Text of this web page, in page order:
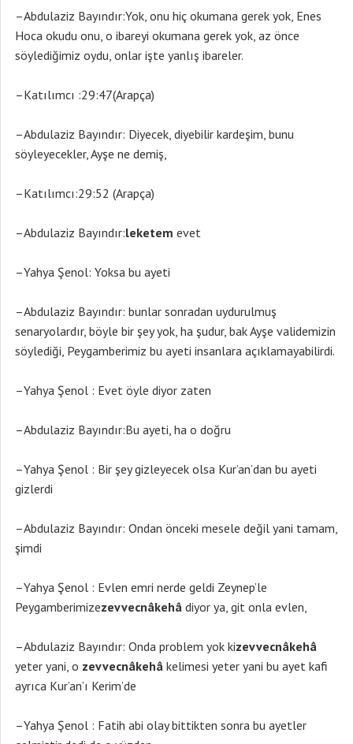
–Abdulaziz Bayındır:Yok, onu hiç okumana gerek yok, Enes
Hoca okudu onu, o ibareyi okumana gerek yok, az önce
söylediğimiz oydu, onlar işte yanlış ibareler.
–Katılımcı :29:47(Arapça)
–Abdulaziz Bayındır: Diyecek, diyebilir kardeşim, bunu
söyleyecekler, Ayşe ne demiş,
–Katılımcı:29:52 (Arapça)
–Abdulaziz Bayındır:leketem evet
–Yahya Şenol: Yoksa bu ayeti
–Abdulaziz Bayındır: bunlar sonradan uydurulmuş
senaryolardır, böyle bir şey yok, ha şudur, bak Ayşe validemizin
söylediği, Peygamberimiz bu ayeti insanlara açıklamayabilirdi.
–Yahya Şenol : Evet öyle diyor zaten
–Abdulaziz Bayındır:Bu ayeti, ha o doğru
–Yahya Şenol : Bir şey gizleyecek olsa Kur’an’dan bu ayeti
gizlerdi
–Abdulaziz Bayındır: Ondan önceki mesele değil yani tamam,
şimdi
–Yahya Şenol : Evlen emri nerde geldi Zeynep’le
Peygamberimizezevvecnâkehâ diyor ya, git onla evlen,
–Abdulaziz Bayındır: Onda problem yok kizevvecnâkehâ
yeter yani, o zevvecnâkehâ kelimesi yeter yani bu ayet kafi
ayrıca Kur’an’ı Kerim’de
–Yahya Şenol : Fatih abi olay bittikten sonra bu ayetler